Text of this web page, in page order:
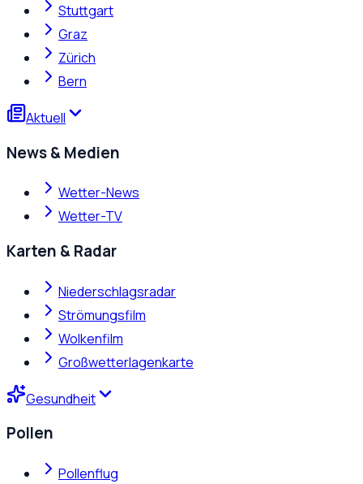
Stuttgart
Graz
Zürich
Bern
Aktuell
News & Medien
Wetter-News
Wetter-TV
Karten & Radar
Niederschlagsradar
Strömungsfilm
Wolkenfilm
Großwetterlagenkarte
Gesundheit
Pollen
Pollenflug